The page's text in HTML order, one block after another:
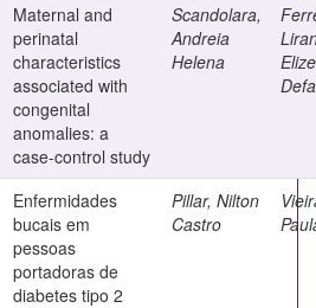
Maternal and
perinatal
characteristics
associated with
congenital
anomalies: a
case-control study
Scandolara,
Andreia
Helena
Elize
Enfermidades
bucais em
pessoas
portadoras de
diabetes tipo 2
Pillar, Nilton
Castro